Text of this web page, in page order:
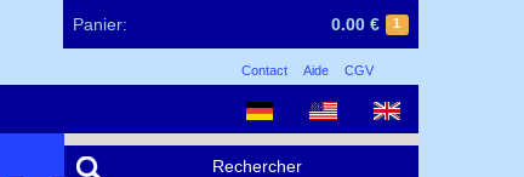
Panier: 1
0.00 €
Contact Aide CGV
Rechercher